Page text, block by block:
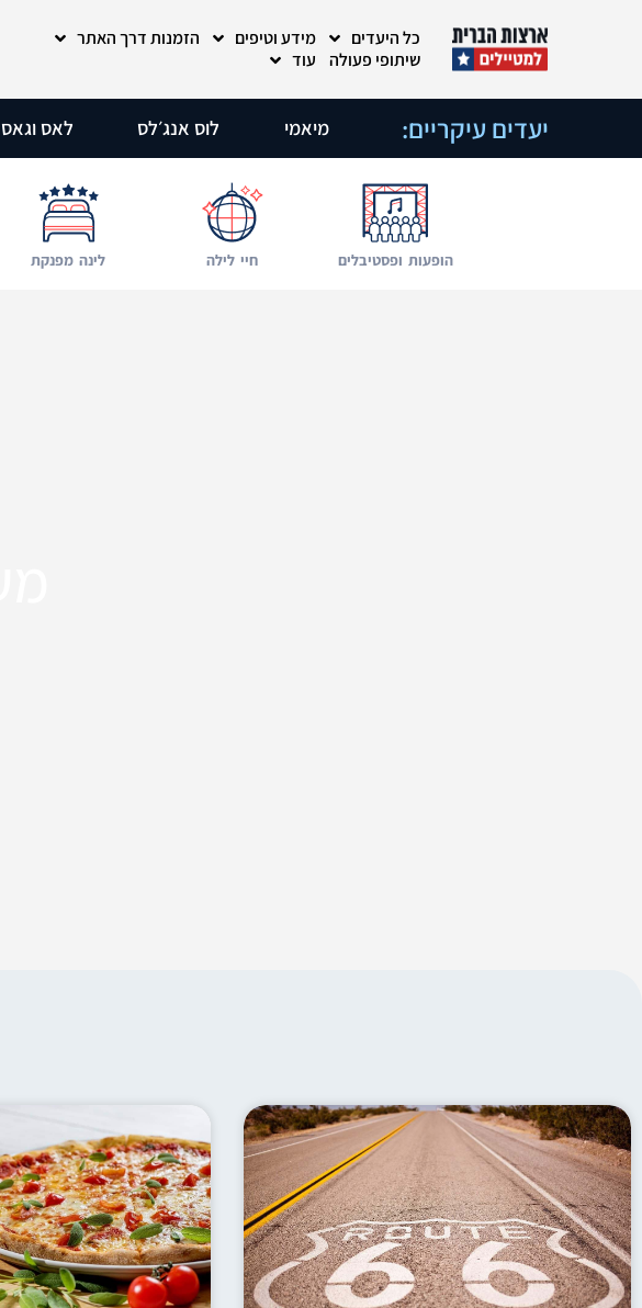
כל היעדים מידע וטיפים
הזמנות דרך האתר
שיתופי פעולה
עוד
יעדים עיקריים: מיאמי לוס אנג׳לס לאס וגאס
הופעות ופסטיבלים חיי לילה לינה מפנקת